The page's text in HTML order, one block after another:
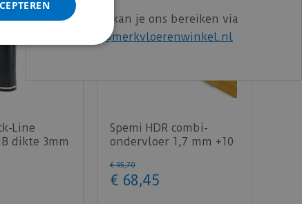
Line
dikte 3mm
Spemi HDR combi-
ondervloer 1,7 mm +10
€ 95,70
€ 68,45
Voor vragen kan je ons bereiken via
info@merkvloerenwinkel.nl